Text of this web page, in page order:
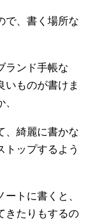
で、書く場所な
ランド手帳な
いものが書けま
、綺麗に書かな
トップするよう
トに書くと、
きたりもするの